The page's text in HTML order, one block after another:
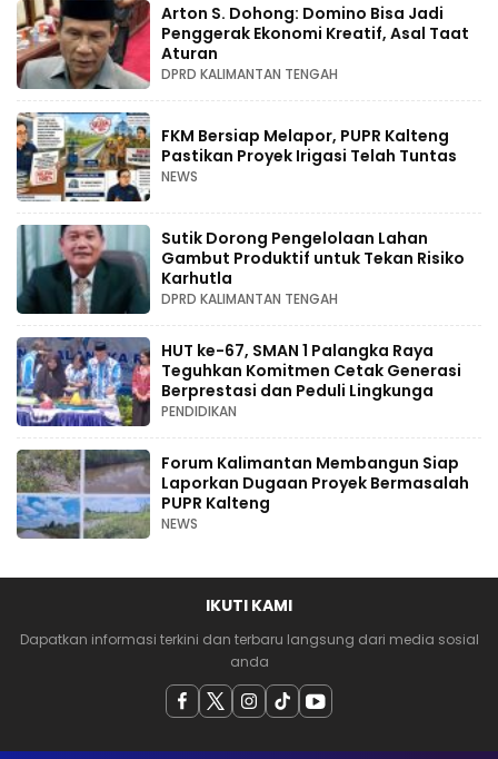
Arton S. Dohong: Domino Bisa Jadi
Penggerak Ekonomi Kreatif, Asal Taat
Aturan
DPRD KALIMANTAN TENGAH
FKM Bersiap Melapor, PUPR Kalteng
Pastikan Proyek Irigasi Telah Tuntas
NEWS
Sutik Dorong Pengelolaan Lahan
Gambut Produktif untuk Tekan Risiko
Karhutla
DPRD KALIMANTAN TENGAH
HUT ke-67, SMAN 1 Palangka Raya
Teguhkan Komitmen Cetak Generasi
Berprestasi dan Peduli Lingkunga
PENDIDIKAN
Forum Kalimantan Membangun Siap
Laporkan Dugaan Proyek Bermasalah
PUPR Kalteng
NEWS
IKUTI KAMI
Dapatkan informasi terkini dan terbaru langsung dari media sosial
anda